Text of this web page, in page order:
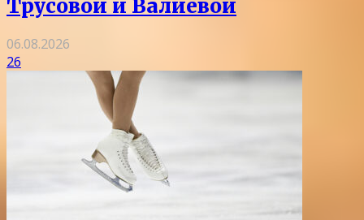
Трусовой и Валиевой
06.08.2026
26